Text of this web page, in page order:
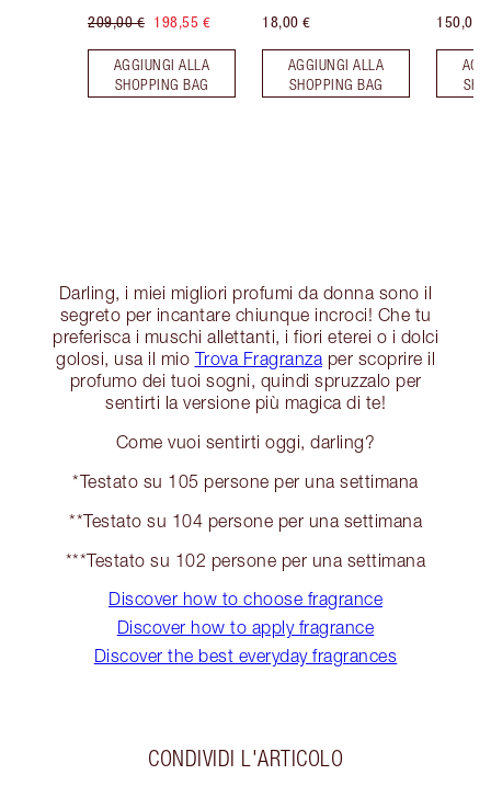
209,00 € 198,55 €
AGGIUNGI ALLA
SHOPPING BAG
18,00 €
AGGIUNGI ALLA
SHOPPING BAG
150,00
Darling, i miei migliori profumi da donna sono il
segreto per incantare chiunque incroci! Che tu
preferisca i muschi allettanti, i fiori eterei o i dolci
golosi, usa il mio Trova Fragranza per scoprire il
profumo dei tuoi sogni, quindi spruzzalo per
sentirti la versione più magica di te!
Come vuoi sentirti oggi, darling?
*Testato su 105 persone per una settimana
**Testato su 104 persone per una settimana
***Testato su 102 persone per una settimana
Discover how to choose fragrance
Discover how to apply fragrance
Discover the best everyday fragrances
CONDIVIDI L'ARTICOLO